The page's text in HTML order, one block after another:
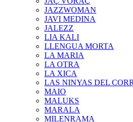
JAZZWOMAN
JAVI MEDINA
JALEZZ
LIA KALI
LLENGUA MORTA
LA MARIA
LA OTRA
LA XICA
LAS NINYAS DEL
MAIO
MALUKS
MARALA
MILENRAMA